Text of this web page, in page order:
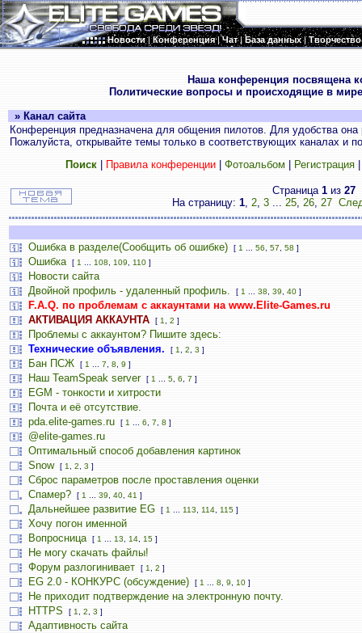
Новости|Конференция|Чат|База данных|Творчество
Наша конференция посвящена
Политические вопросы и происходящие в
» Канал сайта
Конференция предназначена для общения пилотов. Для удобства
Пожалуйста, открывайте темы только в соответствующих каналах и
Поиск| Правила конференции| Фотоальбом Регистрация
Страница 1из 27
На страницу: 1, 2, 3 ... 25, 26, 27
Ошибка в разделе(Сообщить об ошибке) [ 1 56 57 58 ]
Ошибка [ 1 108 109 110 ]
Новости сайта
Двойной профиль - удаленный профиль.
[ 1 38 39 40 ]
F.A.Q. по проблемам с аккаунтами на www.Elite-Games.ru
АКТИВАЦИЯ АККАУНТА
[ 1 2 ]
Проблемы с аккаунтом? Пишите здесь:
Технические объявления.
[ 1 2 3 ]
Бан ПСЖ [ 1 7 8 9 ]
Наш TeamSpeak server [ 1 5 6 7 ]
EGM - тонкости и хитрости
Почта и её отсутствие.
pda.elite-games.ru
[ 1 6 7 8 ]
@elite-games.ru
Оптимальный способ добавления картинок
Snow
[ 1 2 3 ]
Сброс параметров после проставления оценки
Спамер?
[ 1 39 40 41 ]
Дальнейшее развитие EG [ 1 113 114 115 ]
Хочу погон именной
Вопросница
[ 1 13 14 15 ]
Не могу скачать файлы!
Форум разлогинивает
[ 1 2 ]
EG 2.0 - КОНКУРС (обсуждение) [ 1 8 9 10 ]
Не приходит подтверждение на электронную почту.
HTTPS
[ 1 2 3 ]
Адаптивность сайта